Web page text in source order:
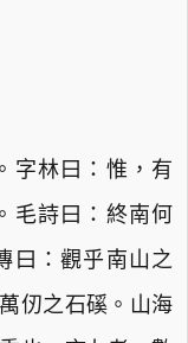
字林曰：惟，有
毛詩曰：終南何
曰：觀乎南山之
仞之石磎。山海